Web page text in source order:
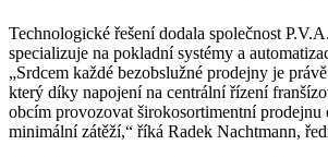
Technologické řešení dodala společnost
specializuje na pokladní systémy a
„Srdcem každé bezobslužné prodejny je
který díky napojení na centrální řízení
obcím provozovat širokosortimentní prodejnu
minimální zátěží,“ říká Radek Nachtmann,